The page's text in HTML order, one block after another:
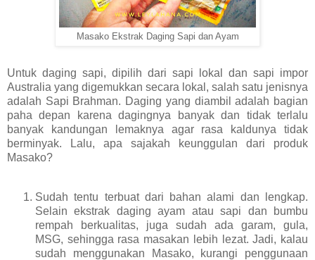
Masako Ekstrak Daging Sapi dan Ayam
Untuk daging sapi, dipilih dari sapi lokal dan sapi impor
Australia yang digemukkan secara lokal, salah satu jenisnya
adalah Sapi Brahman. Daging yang diambil adalah bagian
paha depan karena dagingnya banyak dan tidak terlalu
banyak kandungan lemaknya agar rasa kaldunya tidak
berminyak. Lalu, apa sajakah keunggulan dari produk
Masako?
Sudah tentu terbuat dari bahan alami dan lengkap.
Selain ekstrak daging ayam atau sapi dan bumbu
rempah berkualitas, juga sudah ada garam, gula,
MSG, sehingga rasa masakan lebih lezat. Jadi, kalau
sudah menggunakan Masako, kurangi penggunaan